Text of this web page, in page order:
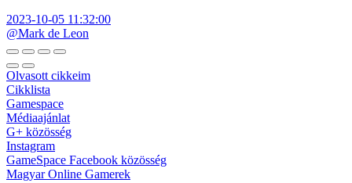
2023-10-05 11:32:00
@Mark de Leon
Olvasott cikkeim
Cikklista
Gamespace
Médiaajánlat
G+ közösség
Instagram
GameSpace Facebook közösség
Magyar Online Gamerek